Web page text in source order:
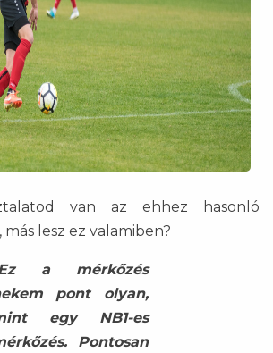
van az ehhez hasonló
lesz ez valamiben?
a mérkőzés
pont olyan,
egy NB1-es
Pontosan